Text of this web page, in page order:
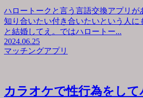
ハロートークと言う言語交換アプリ
知り合いたい付き合いたいという人
と結婚してえ。ではハロートー...
2024.06.25
マッチングアプリ
カラオケで性行為をし